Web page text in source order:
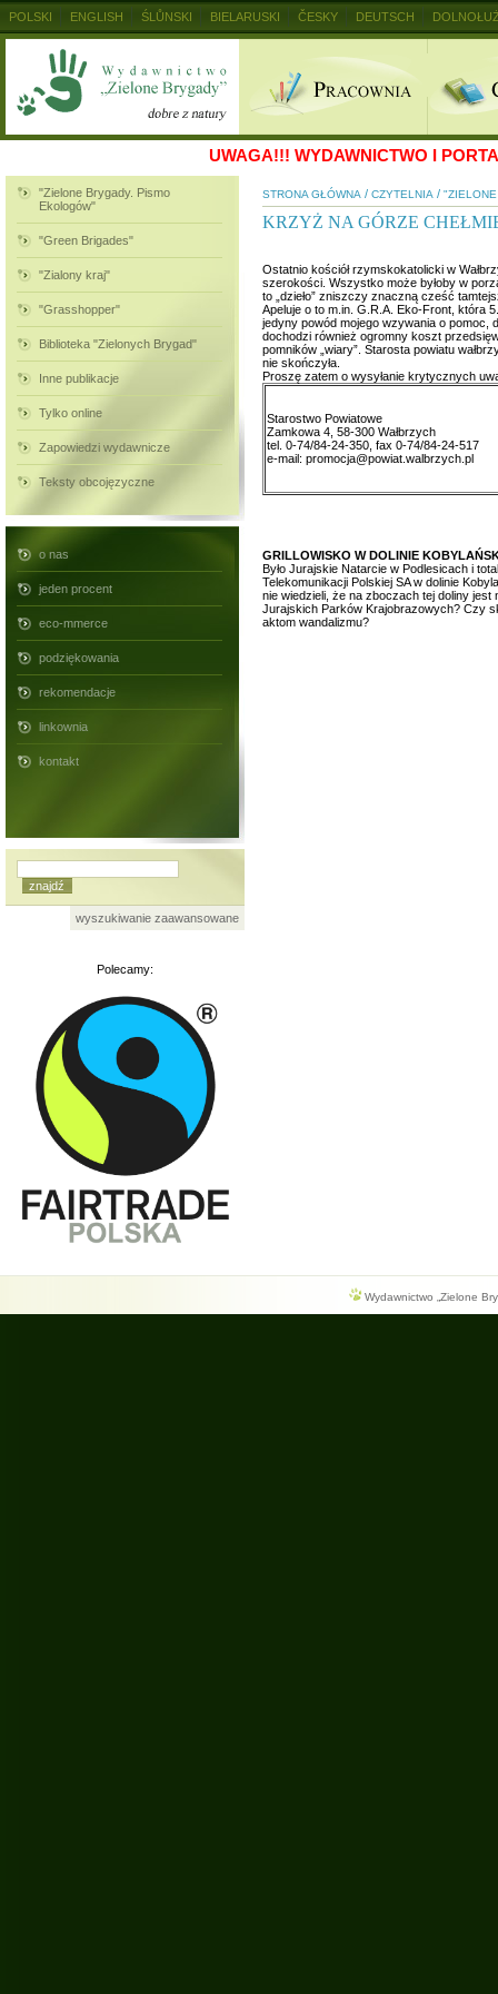
UWAGA!!! WYDAWNICTWO I
"Zielone Brygady. Pismo
Ekologów"
"Green Brigades"
"Zialony kraj"
"Grasshopper"
Biblioteka "Zielonych Brygad"
Inne publikacje
Tylko online
Zapowiedzi wydawnicze
Teksty obcojęzyczne
o nas
jeden procent
eco-mmerce
podziękowania
rekomendacje
linkownia
kontakt
wyszukiwanie zaawansowane
Polecamy:
STRONA GŁÓWNA / CZYTELNIA /
KRZYŻ NA GÓRZE
Ostatnio kościół rzymskokatolicki w
szerokości. Wszystko może byłoby w
to „dzieło” zniszczy znaczną cześć
Apeluje o to m.in. G.R.A. Eko-Front, która
jedyny powód mojego wzywania o pomoc,
dochodzi również ogromny koszt
pomników „wiary”. Starosta powiatu
nie skończyła.
Proszę zatem o wysyłanie krytycznych
Starostwo Powiatowe
Zamkowa 4, 58-300 Wałbrzych
tel. 0-74/84-24-350, fax 0-74/84-24-517
e-mail: promocja@powiat.walbrzych.pl
GRILLOWISKO W DOLINIE
Było Jurajskie Natarcie w Podlesicach i
Telekomunikacji Polskiej SA w dolinie
nie wiedzieli, że na zboczach tej doliny
Jurajskich Parków Krajobrazowych? Czy
aktom wandalizmu?
Wydawnictwo „Zielone
POLSKI ENGLISH ŚLŮNSKI BIELARUSKI ČESKY DEUTSCH